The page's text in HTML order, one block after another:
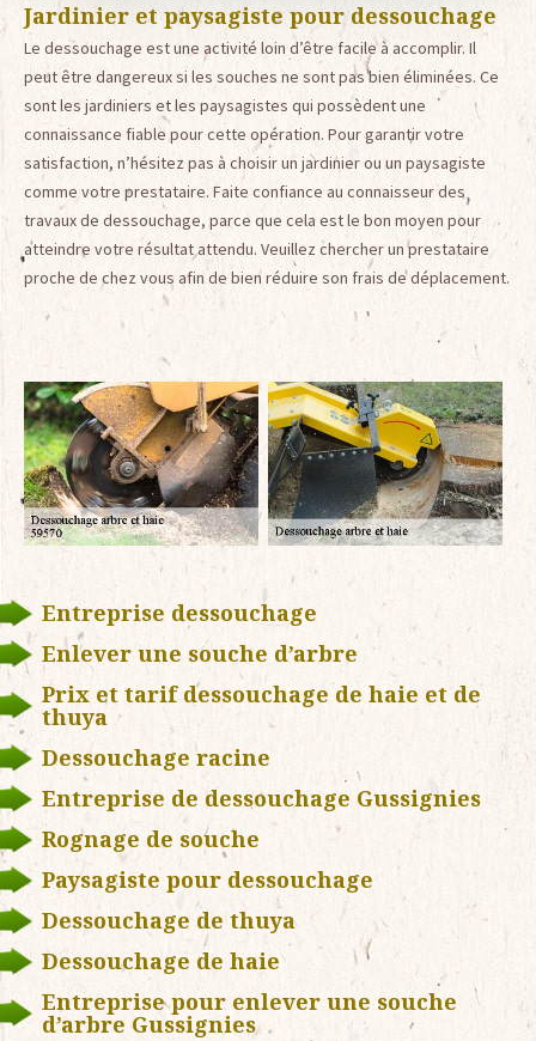
Jardinier et paysagiste pour dessouchage
Le dessouchage est une activité loin d’être facile à accomplir. Il
peut être dangereux si les souches ne sont pas bien éliminées. Ce
sont les jardiniers et les paysagistes qui possèdent une
connaissance fiable pour cette opération. Pour garantir votre
satisfaction, n’hésitez pas à choisir un jardinier ou un paysagiste
comme votre prestataire. Faite confiance au connaisseur des
travaux de dessouchage, parce que cela est le bon moyen pour
atteindre votre résultat attendu. Veuillez chercher un prestataire
proche de chez vous afin de bien réduire son frais de déplacement.
Entreprise dessouchage
Enlever une souche d’arbre
Prix et tarif dessouchage de haie et de
thuya
Dessouchage racine
Entreprise de dessouchage Gussignies
Rognage de souche
Paysagiste pour dessouchage
Dessouchage de thuya
Dessouchage de haie
Entreprise pour enlever une souche
d’arbre Gussignies